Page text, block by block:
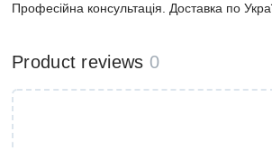
Професійна консультація. Доставка по
Product reviews 0